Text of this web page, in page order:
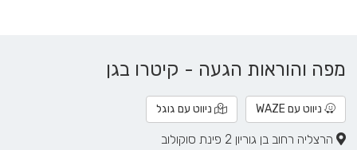
מפה והוראות הגעה - קיטרו בגן
ניווט עם WAZE ניווט עם גוגל
הרצליה רחוב בן גוריון 2 פינת סוקולוב